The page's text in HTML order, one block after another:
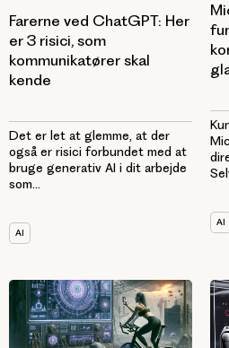
Farerne ved ChatGPT: Her
er 3 risici, som
kommunikatører skal
kende
Det er let at glemme, at der
også er risici forbundet med at
bruge generativ AI i dit arbejde
som...
AI
AI